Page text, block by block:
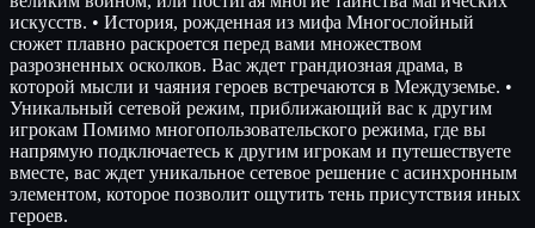
искусств. • История, рожденная из мифа Многослойный
сюжет плавно раскроется перед вами множеством
разрозненных осколков. Вас ждет грандиозная драма, в
которой мысли и чаяния героев встречаются в Междуземье. •
Уникальный сетевой режим, приближающий вас к другим
игрокам Помимо многопользовательского режима, где вы
напрямую подключаетесь к другим игрокам и путешествуете
вместе, вас ждет уникальное сетевое решение с асинхронным
элементом, которое позволит ощутить тень присутствия иных
героев.